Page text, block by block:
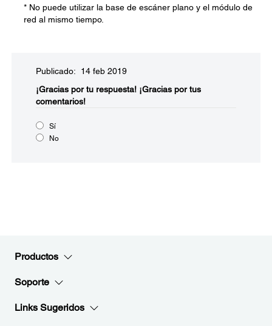
* No puede utilizar la base de escáner plano y el módulo de
red al mismo tiempo.
Publicado: 14 feb 2019
¡Gracias por tu respuesta! ¡Gracias por tus
comentarios!
Sí
No
Productos
Soporte
Links Sugeridos